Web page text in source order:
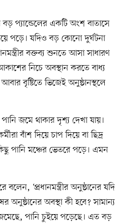
প্যান্ডেলের একটি অংশ বাতাসে
পড়ে। যদিও বড় কোনো দুর্ঘটনা
বক্তব্য শুনতে আসা সাধারণ
নিচে অবস্থান করতে বাধ্য
বৃষ্টিতে ভিজেই অনুষ্ঠানস্থলে
জমে থাকার দৃশ্য দেখা যায়।
বাঁশ দিয়ে চাপ দিয়ে বা ছিদ্র
পানি মঞ্চের ভেতরে পড়ে। এমন
‘প্রধানমন্ত্রীর অনুষ্ঠানের যদি
অনুষ্ঠানের অবস্থা কী হবে? সামান্য
পানি চুইয়ে পড়েছে। এত বড়